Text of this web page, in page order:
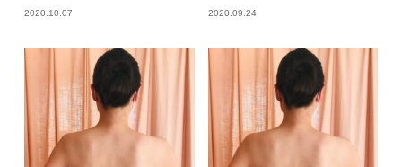
2020.10.07 2020.09.24